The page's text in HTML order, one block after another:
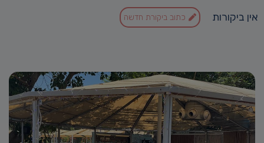
אין ביקורות כתוב ביקורת חדשה